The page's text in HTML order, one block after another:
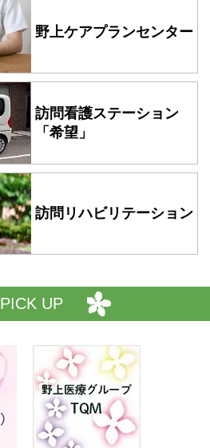
野上ケアプランセンター
訪問看護ステーション
「希望」
訪問リハビリテーション
PICK UP